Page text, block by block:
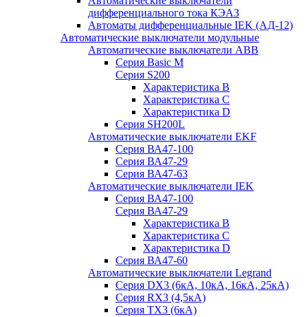
дифференциального тока КЭАЗ
Автоматы дифференциальные IEK (АД-12)
Автоматические выключатели модульные
Автоматические выключатели ABB
Серия Basic M
Серия S200
Характеристика B
Характеристика C
Характеристика D
Серия SH200L
Автоматические выключатели EKF
Серия ВА47-100
Серия ВА47-29
Серия ВА47-63
Автоматические выключатели IEK
Серия ВА47-100
Серия ВА47-29
Характеристика B
Характеристика C
Характеристика D
Серия ВА47-60
Автоматические выключатели Legrand
Серия DX3 (6кА, 10кА, 16кА, 25кА)
Серия RX3 (4,5кА)
Серия TX3 (6кА)